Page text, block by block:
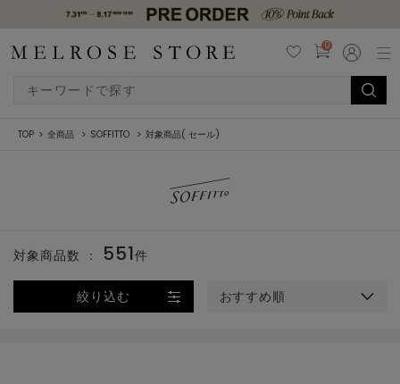
0
TOP 全商品 SOFFITTO 対象商品( セール)
絞り込む おすすめ順
対象商品数 ： 551件